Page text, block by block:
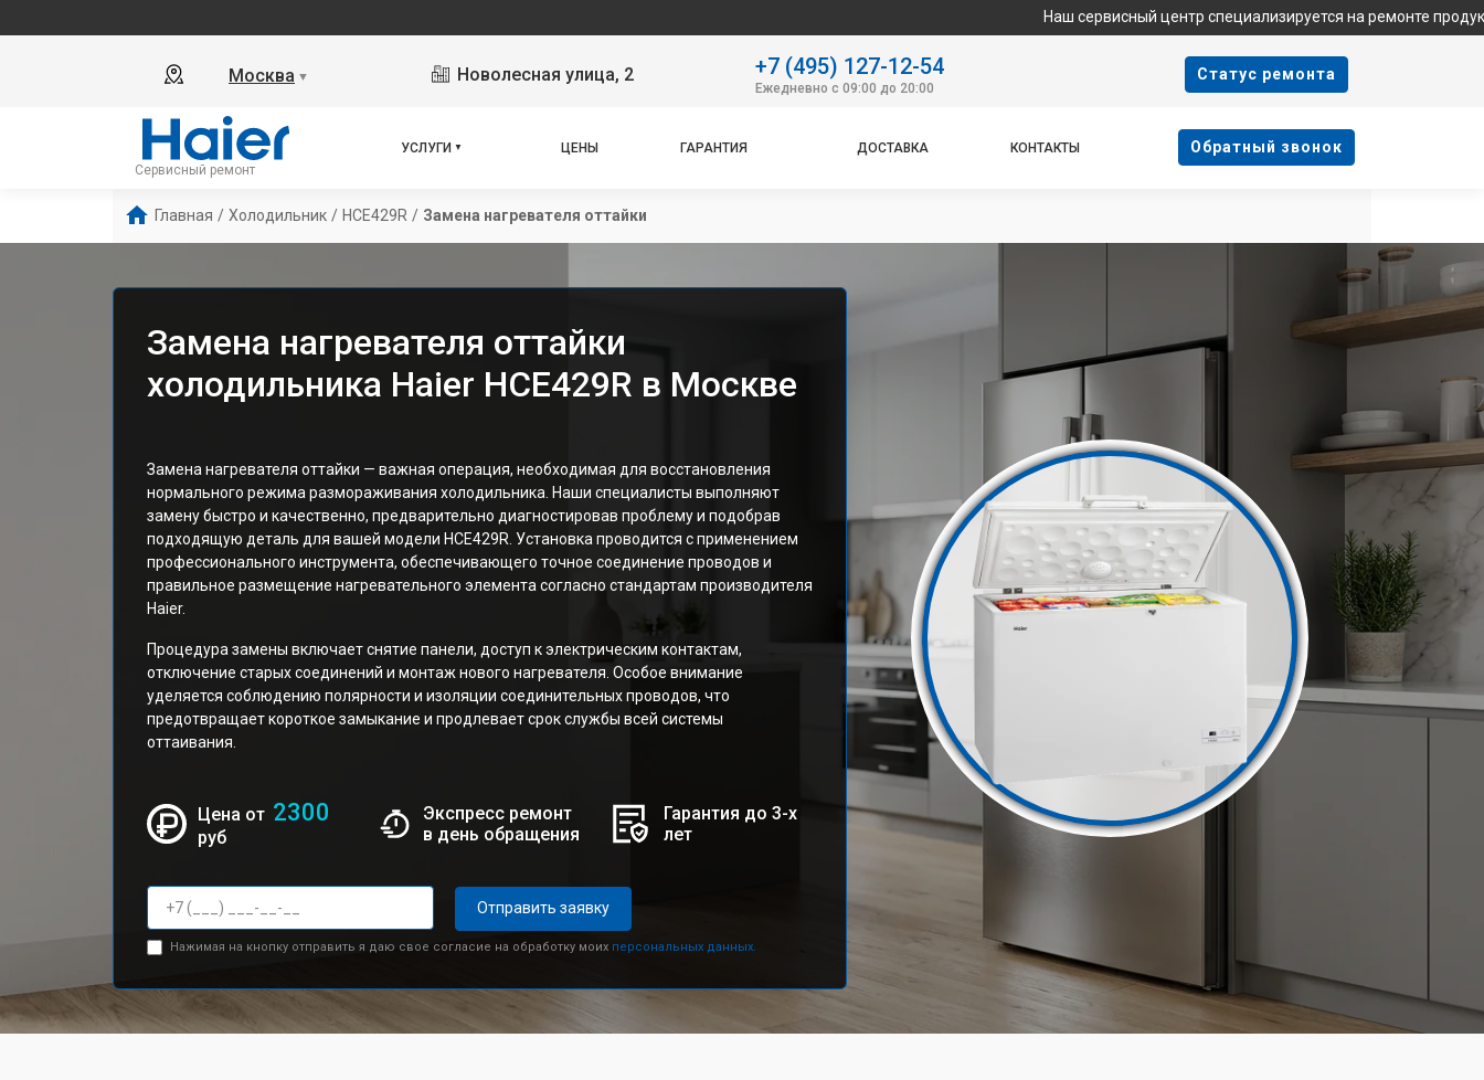
Наш сервисный центр специализируется на ремонте продукции
Москва ▼ Новолесная улица, 2 +7 (495) 127-12-54
Ежедневно с 09:00 до 20:00
Cтатус ремонта
Сервисный ремонт
УСЛУГИ ЦЕНЫ ГАРАНТИЯ ДОСТАВКА КОНТАКТЫ Oбратный звонок
Главная / Холодильник / HCE429R / Замена нагревателя оттайки
Замена нагревателя оттайки
холодильника Haier HCE429R в Москве
Замена нагревателя оттайки — важная операция, необходимая для восстановления
нормального режима размораживания холодильника. Наши специалисты выполняют
замену быстро и качественно, предварительно диагностировав проблему и подобрав
подходящую деталь для вашей модели HCE429R. Установка проводится с применением
профессионального инструмента, обеспечивающего точное соединение проводов и
правильное размещение нагревательного элемента согласно стандартам производителя
Haier.
Процедура замены включает снятие панели, доступ к электрическим контактам,
отключение старых соединений и монтаж нового нагревателя. Особое внимание
уделяется соблюдению полярности и изоляции соединительных проводов, что
предотвращает короткое замыкание и продлевает срок службы всей системы
оттаивания.
Цена от 2300
руб
Экспресс ремонт
в день обращения
Гарантия до 3-х
лет
Отправить заявку
Нажимая на кнопку отправить я даю свое согласие на обработку моих персональных данных.